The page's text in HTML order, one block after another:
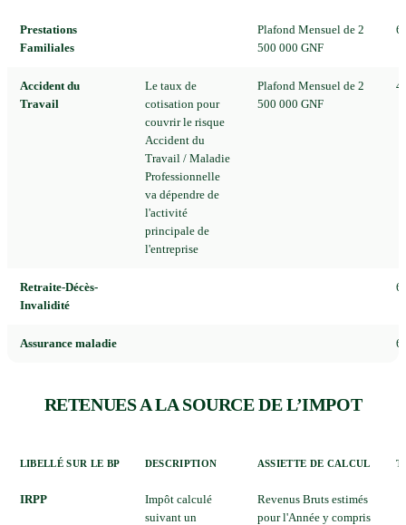
Prestations
Familiales
Plafond Mensuel de 2
500 000 GNF
Accident du
Travail
Le taux de
cotisation pour
couvrir le risque
Accident du
Travail / Maladie
Professionnelle
va dépendre de
l'activité
principale de
l'entreprise
Plafond Mensuel de 2
500 000 GNF
Retraite-Décès-
Invalidité
Assurance maladie
RETENUES A LA SOURCE DE L’IMPOT
LIBELLÉ SUR LE BP DESCRIPTION ASSIETTE DE CALCUL
IRPP
Impôt calculé
suivant un
Revenus Bruts estimés
pour l'Année y compris